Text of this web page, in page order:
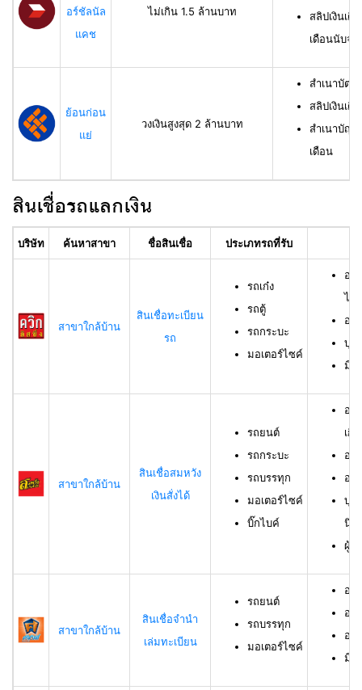
อร์ชัลนัล
แคช
ไม่เกิน 1.5 ล้านบาท
สลิปเงินเ
เดือนนับจ
ย้อนก่อน
แย่
วงเงินสูงสุด 2 ล้านบาท
สำเนาบัต
สลิปเงินเดื
สำเนาบัญชี
เดือน
สินเชื่อรถแลกเงิน
บริษัท ค้นหาสาขา ชื่อสินเชื่อ ประเภทรถที่รับ
สาขาใกล้บ้าน
สินเชื่อทะเบียน
รถ
รถเก๋ง
รถตู้
รถกระบะ
มอเตอร์ไซค์
อา
ไม่
อา
บุค
มีชื่
สาขาใกล้บ้าน
สินเชื่อสมหวัง
เงินสั่งได้
รถยนต์
รถกระบะ
รถบรรทุก
มอเตอร์ไซค์
บิ๊กไบค์
อา
เกิ
อา
อา
บุค
นิติ
ผู้กู้
สาขาใกล้บ้าน
สินเชื่อจำนำ
เล่มทะเบียน
รถยนต์
รถบรรทุก
มอเตอร์ไซค์
อา
อา
อา
มีชื่